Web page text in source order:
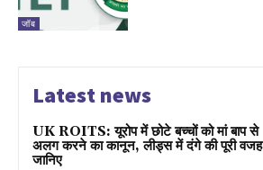
जॉब
Latest news
UK ROITS: यूरोप में छोटे बच्चों को मां बाप से
अलग करने का कानून, लीड्स में दंगे की पूरी वजह
जानिए